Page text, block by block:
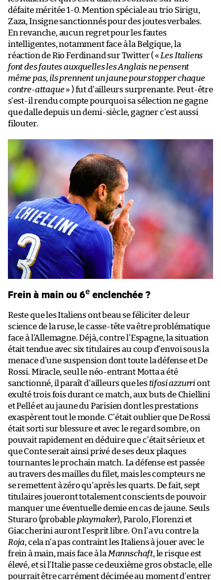
défaite méritée 1-0. Mention spéciale au trio Sirigu,
Zaza, Insigne sanctionnés pour des joutes verbales.
En revanche, aucun regret pour les fautes
intelligentes, notamment face à la Belgique, la
réaction de Rio Ferdinand sur Twitter ( « Les Italiens
font des fautes auxquelles les Anglais ne pensent
même pas, ils prennent un jaune pour stopper chaque
contre-attaque» ) fut d’ailleurs surprenante. Peut-être
s’est-il rendu compte pourquoi sa sélection ne gagne
que dalle depuis un demi-siècle, gagner c’est aussi
filouter.
Frein à main ou 6e enclenchée ?
Reste que les Italiens ont beau se féliciter de leur
science de la ruse, le casse-tête va être problématique
face à l’Allemagne. Déjà, contre l’Espagne, la situation
était tendue avec six titulaires au coup d’envoi sous la
menace d’une suspension dont toute la défense et De
Rossi. Miracle, seul le néo-entrant Motta a été
sanctionné, il paraît d’ailleurs que lestifosi azzurriont
exulté trois fois durant ce match, aux buts de Chiellini
et Pellé et au jaune du Parisien dont les prestations
exaspèrent tout le monde. C’était oublier que De Rossi
était sorti sur blessure et avec le regard sombre, on
pouvait rapidement en déduire que c’était sérieux et
que Conte serait ainsi privé de ses deux plaques
tournantes le prochain match. La défense est passée
au travers des mailles du filet, mais les compteurs ne
se remettent à zéro qu’après les quarts. De fait, sept
titulaires joueront totalement conscients de pouvoir
manquer une éventuelle demie en cas de jaune. Seuls
Sturaro (probable playmaker), Parolo, Florenzi et
Giaccherini auront l’esprit libre. On l’a vu contre la
Roja, cela n’a pas contraint les Italiens à jouer avec le
frein à main, mais face à la Mannschaft, le risque est
élevé, et si l’Italie passe ce deuxième gros obstacle, elle
pourrait être carrément décimée au moment d’entrer